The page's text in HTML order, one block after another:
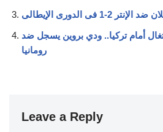
فى الدورى الإيطالى
أمام تركيا.. ودي بروين يسجل ضد
رومانيا
Leave a Reply